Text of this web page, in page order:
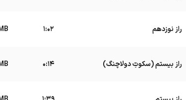
راز نوزدهم 1:02
راز بیستم (سکوتِ دولاچنگ) 0:14